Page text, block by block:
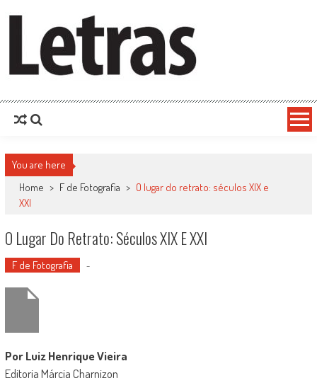
You are here
Home > F de Fotografia > O lugar do retrato: séculos XIX e
XXI
O Lugar Do Retrato: Séculos XIX E XXI
F de Fotografia -
Por Luiz Henrique Vieira
Editoria Márcia Charnizon